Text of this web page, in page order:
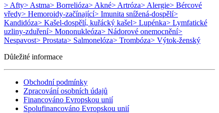
> Afty> Astma> Borrelióza> Akné> Artróza> Alergie> Bércové
vředy> Hemoroidy-začínající> Imunita snížená-dospělí>
Kandidóza> Kašel-dospělí, kuřácký kašel> Lupénka> Lymfatické
uzliny-zduření> Mononukleóza> Nádorové onemocnění>
Nespavost> Prostata> Salmonelóza> Trombóza> Výtok-ženský
Důležité informace
Obchodní podmínky
Zpracování osobních údajů
Financováno Evropskou unií
Spolufinancováno Evropskou unií